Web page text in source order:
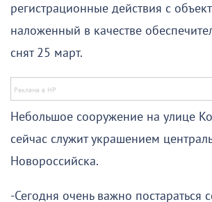
регистрационные действия с
наложенный в качестве
снят 25 март.
Небольшое сооружение на улице
сейчас служит украшением
Новороссийска.
-Сегодня очень важно постараться